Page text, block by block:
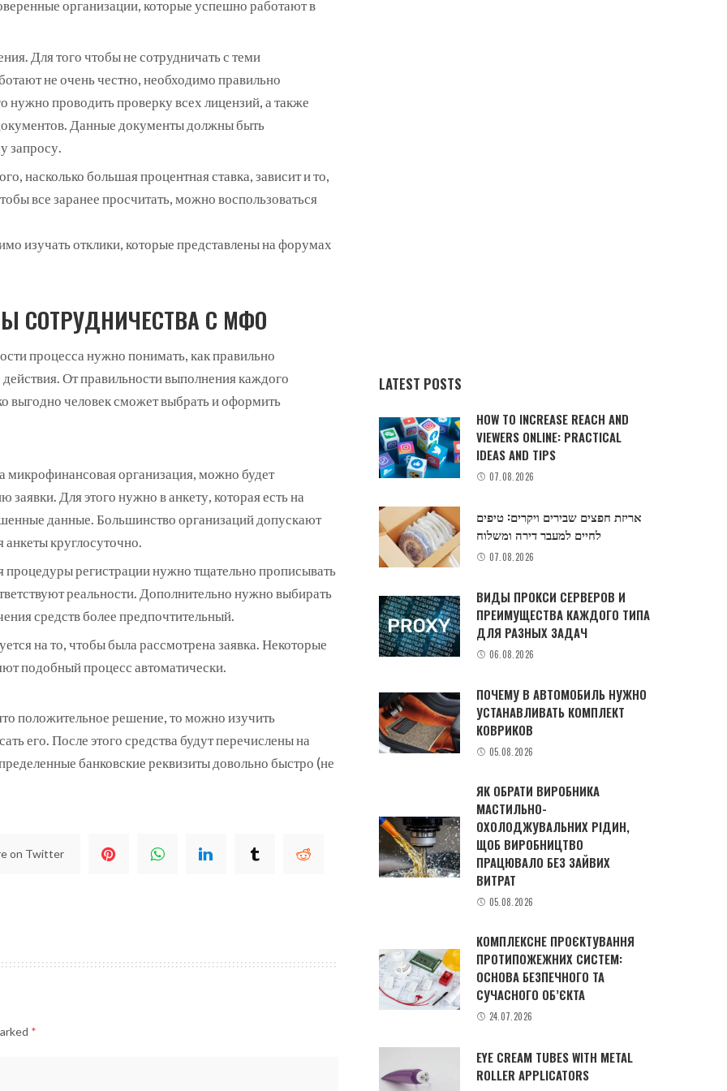
организации, которые успешно работают в
Для того чтобы не сотрудничать с теми
не очень честно, необходимо правильно
проводить проверку всех лицензий, а также
Данные документы должны быть
запросу.
насколько большая процентная ставка, зависит и то,
все заранее просчитать, можно воспользоваться
изучать отклики, которые представлены на форумах
СОТРУДНИЧЕСТВА С МФО
процесса нужно понимать, как правильно
От правильности выполнения каждого
выгодно человек сможет выбрать и оформить
микрофинансовая организация, можно будет
заявки. Для этого нужно в анкету, которая есть на
данные. Большинство организаций допускают
круглосуточно.
регистрации нужно тщательно прописывать
реальности. Дополнительно нужно выбирать
средств более предпочтительный.
на то, чтобы была рассмотрена заявка. Некоторые
подобный процесс автоматически.
положительное решение, то можно изучить
его. После этого средства будут перечислены на
банковские реквизиты довольно быстро (не
on Twitter
*
LATEST POSTS
HOW TO INCREASE REACH AND
VIEWERS ONLINE: PRACTICAL
IDEAS AND TIPS
07.08.2026
אריזת חפצים שבירים ויקרים: טיפים
לחיים למעבר דירה ומשלוח
07.08.2026
ВИДЫ ПРОКСИ СЕРВЕРОВ И
ПРЕИМУЩЕСТВА КАЖДОГО ТИПА
ДЛЯ РАЗНЫХ ЗАДАЧ
06.08.2026
ПОЧЕМУ В АВТОМОБИЛЬ НУЖНО
УСТАНАВЛИВАТЬ КОМПЛЕКТ
КОВРИКОВ
05.08.2026
ЯК ОБРАТИ ВИРОБНИКА
МАСТИЛЬНО-
ОХОЛОДЖУВАЛЬНИХ РІДИН,
ЩОБ ВИРОБНИЦТВО
ПРАЦЮВАЛО БЕЗ ЗАЙВИХ
ВИТРАТ
05.08.2026
КОМПЛЕКСНЕ ПРОЄКТУВАННЯ
ПРОТИПОЖЕЖНИХ СИСТЕМ:
ОСНОВА БЕЗПЕЧНОГО ТА
СУЧАСНОГО ОБ’ЄКТА
24.07.2026
EYE CREAM TUBES WITH METAL
ROLLER APPLICATORS